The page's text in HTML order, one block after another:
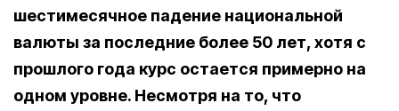
шестимесячное падение национальной
валюты за последние более 50 лет, хотя с
прошлого года курс остается примерно на
одном уровне. Несмотря на то, что